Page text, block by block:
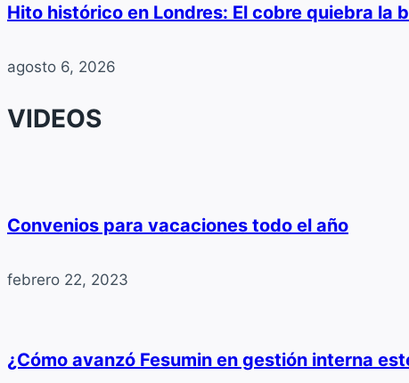
Hito histórico en Londres: El cobre quiebra la
agosto 6, 2026
VIDEOS
Convenios para vacaciones todo el año
febrero 22, 2023
¿Cómo avanzó Fesumin en gestión interna